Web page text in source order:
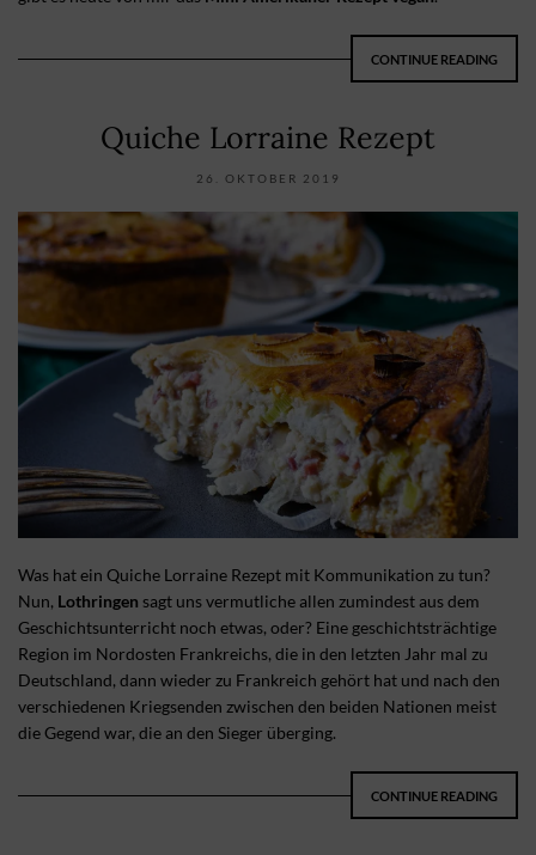
CONTINUE READING
Quiche Lorraine Rezept
26. OKTOBER 2019
Was hat ein Quiche Lorraine Rezept mit Kommunikation zu tun?
Nun, Lothringen sagt uns vermutliche allen zumindest aus dem
Geschichtsunterricht noch etwas, oder? Eine geschichtsträchtige
Region im Nordosten Frankreichs, die in den letzten Jahr mal zu
Deutschland, dann wieder zu Frankreich gehört hat und nach den
verschiedenen Kriegsenden zwischen den beiden Nationen meist
die Gegend war, die an den Sieger überging.
CONTINUE READING